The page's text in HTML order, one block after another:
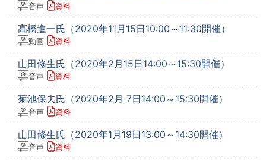
音声 資料
髙橋進一氏（2020年11月15日10:00～11:30開催）
動画 資料
山田修生氏（2020年2月15日14:00～15:30開催）
音声 資料
菊池保夫氏（2020年2月 7日14:00～15:30開催）
音声 資料
山田修生氏（2020年1月19日13:00～14:30開催）
音声 資料